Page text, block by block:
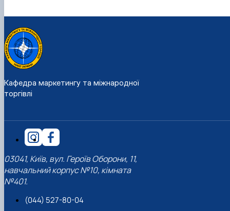
Кафедра маркетингу та міжнародної
торгівлі
03041, Київ, вул. Героїв Оборони, 11,
навчальний корпус №10, кімната
№401.
(044) 527-80-04